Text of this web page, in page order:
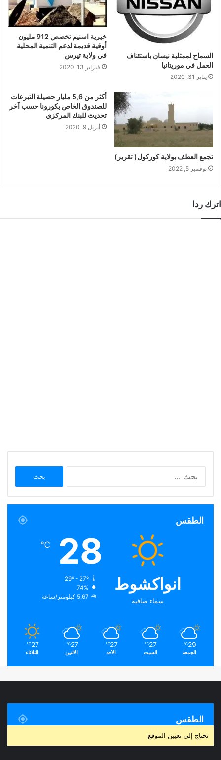
السماح لممثلية نيسان باستئناف
العمل في موريتانيا
يناير 31, 2020
خيرية اسنيم تخصص 912 مليون
أوقية قديمة لدعم التنمية المحلية
في ولاية تيرس
فبراير 13, 2020
تجمع العطف بولاية كوركول( تقرير)
نوفمبر 5, 2022
أكثر من 5,6 مليار حصيلة التبرعات
للصندوق الخاص بكورونا حسب آخر
تحديث للبنك المركزي
أبريل 9, 2020
اترك ردا
الطقس
انواكشوط
سماء صافية
28
℃
29º - 27º
74%
5.67 كيلومتر/ساعة
29
℃
الجمعة
27
℃
السبت
27
℃
الأحد
27
℃
الأثنين
27
℃
الثلاثاء
الطقس
تحتاج إلى تعيين الموقع.